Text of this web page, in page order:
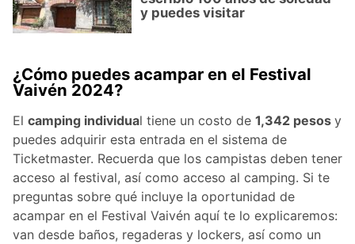
y puedes visitar
¿Cómo puedes acampar en el Festival
Vaivén 2024?
El camping individual tiene un costo de 1,342 pesos y
puedes adquirir esta entrada en el sistema de
Ticketmaster. Recuerda que los campistas deben tener
acceso al festival, así como acceso al camping. Si te
preguntas sobre qué incluye la oportunidad de
acampar en el Festival Vaivén aquí te lo explicaremos:
van desde baños, regaderas y lockers, así como un